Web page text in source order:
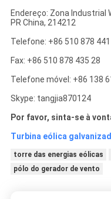
Endereço: Zona Industrial
PR China, 214212
Telefone: +86 510 878
Fax: +86 510 878 435 28
Telefone móvel: +86 138
Skype: tangjia870124
Por favor, sinta-se à
Turbina eólica
torre das energias eólicas
pólo do gerador de vento